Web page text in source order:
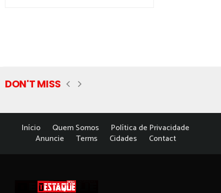
DON'T MISS
Início Quem Somos
Política de Privacidade
Anuncie
Terms Cidades Contact